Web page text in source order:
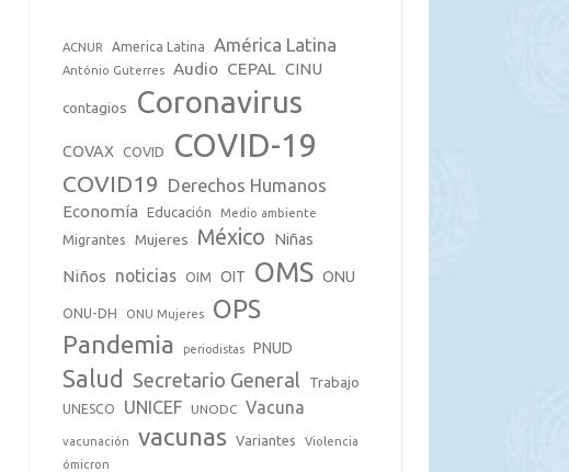
ACNUR America Latina América Latina
António Guterres Audio CEPAL CINU
contagios Coronavirus
COVAX COVID COVID-19
COVID19 Derechos Humanos
Economía Educación Medio ambiente
Migrantes Mujeres México Niñas
Niños noticias OIM OIT OMS ONU
ONU-DH ONU Mujeres OPS
Pandemia periodistas PNUD
Salud Secretario General Trabajo
UNESCO UNICEF UNODC Vacuna
vacunación vacunas Variantes
Violencia
ómicron